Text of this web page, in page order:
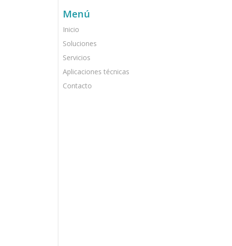
Menú
Inicio
Soluciones
Servicios
Aplicaciones técnicas
Contacto